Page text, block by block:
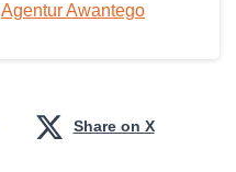
Agentur Awantego
Share on X